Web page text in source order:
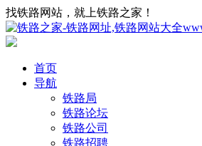
找铁路网站，就上铁路之家！
首页
导航
铁路局
铁路论坛
铁路公司
铁路招聘